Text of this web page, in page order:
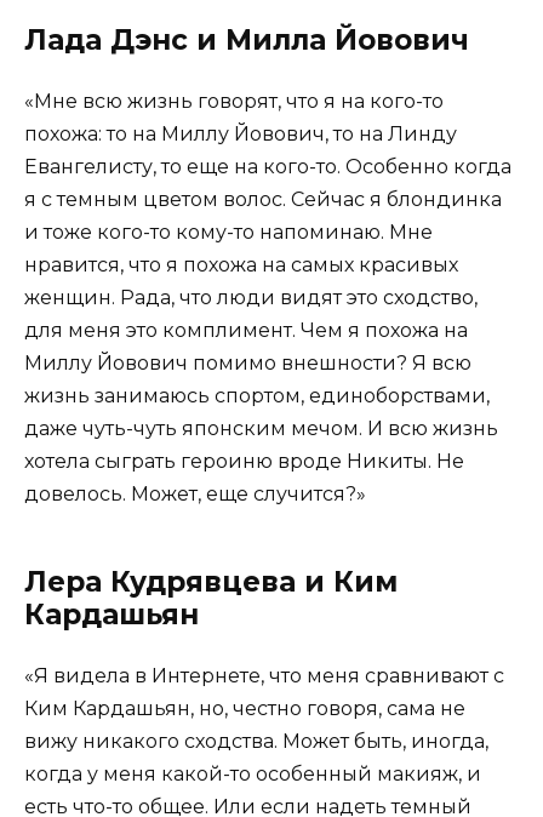
Лада Дэнс и Милла Йовович
«Мне всю жизнь говорят, что я на кого-то
похожа: то на Миллу Йовович, то на Линду
Евангелисту, то еще на кого-то. Особенно когда
я с темным цветом волос. Сейчас я блондинка
и тоже кого-то кому-то напоминаю. Мне
нравится, что я похожа на самых красивых
женщин. Рада, что люди видят это сходство,
для меня это комплимент. Чем я похожа на
Миллу Йовович помимо внешности? Я всю
жизнь занимаюсь спортом, единоборствами,
даже чуть-чуть японским мечом. И всю жизнь
хотела сыграть героиню вроде Никиты. Не
довелось. Может, еще случится?»
Лера Кудрявцева и Ким
Кардашьян
«Я видела в Интернете, что меня сравнивают с
Ким Кардашьян, но, честно говоря, сама не
вижу никакого сходства. Может быть, иногда,
когда у меня какой-то особенный макияж, и
есть что-то общее. Или если надеть темный